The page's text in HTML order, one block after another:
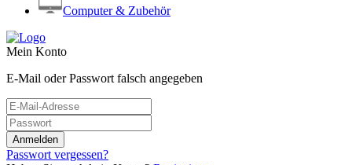
Computer & Zubehör
Mein Konto
E-Mail oder Passwort falsch angegeben
Passwort vergessen?